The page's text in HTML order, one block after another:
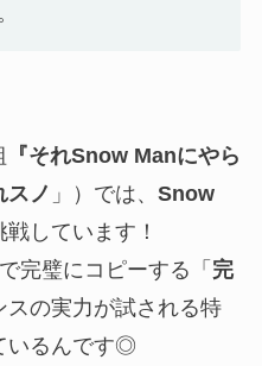
『それSnow Manにやら
スノ 」）では、 Snow
しています！
完璧にコピーする「 完
スの実力が試される特
いるんです◎